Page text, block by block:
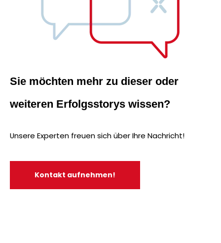
Sie möchten mehr zu dieser oder
weiteren Erfolgsstorys wissen?
Unsere Experten freuen sich über Ihre Nachricht!
Kontakt aufnehmen!